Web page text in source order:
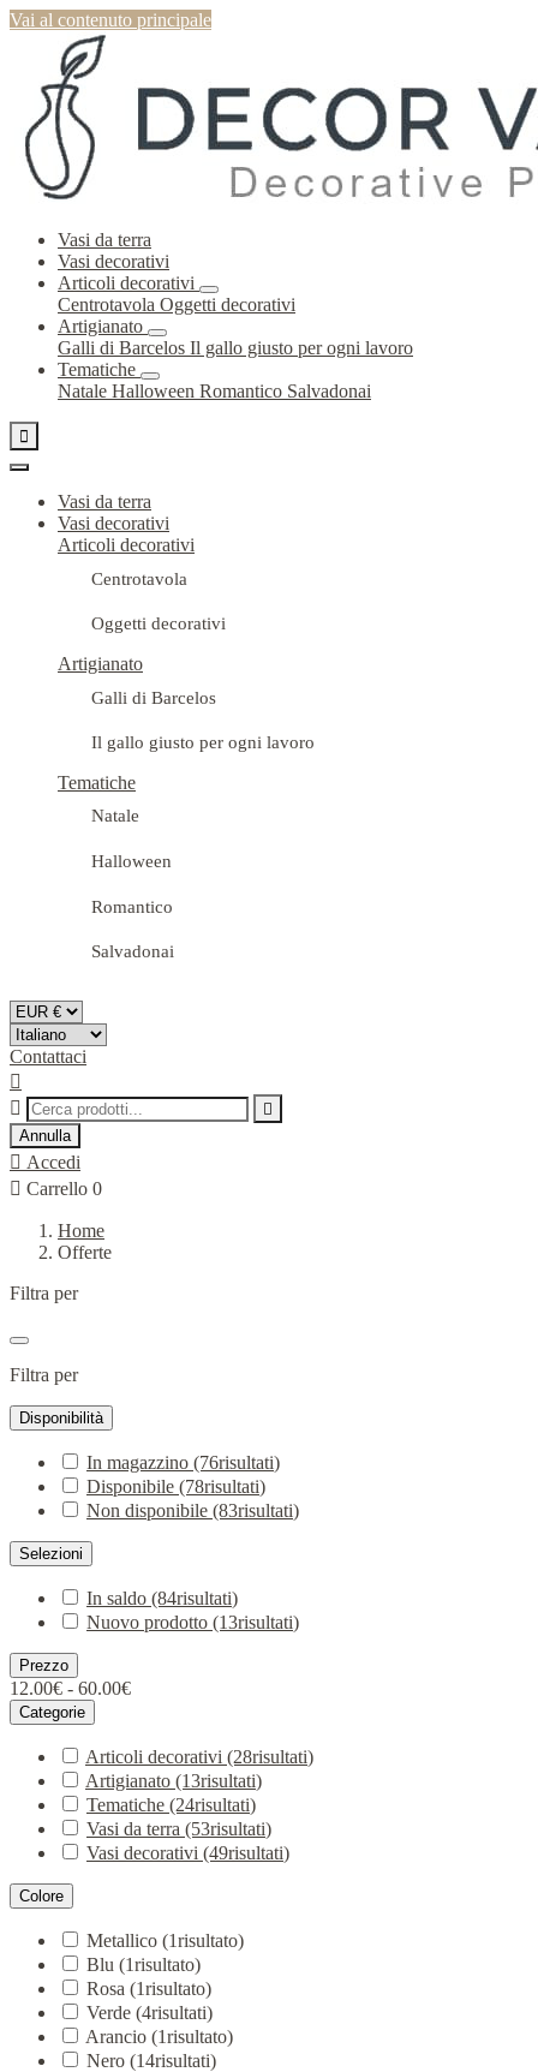
Vai al contenuto principale
Vasi da terra
Vasi decorativi
Articoli decorativi
Centrotavola Oggetti decorativi
Artigianato
Galli di Barcelos Il gallo giusto per ogni lavoro
Tematiche
Natale Halloween Romantico Salvadonai

Vasi da terra
Vasi decorativi
Articoli decorativi
Centrotavola
Oggetti decorativi
Artigianato
Galli di Barcelos
Il gallo giusto per ogni lavoro
Tematiche
Natale
Halloween
Romantico
Salvadonai
Contattaci



Annulla
 Accedi
 Carrello 0
Home
Offerte
Filtra per
Filtra per
Disponibilità
In magazzino (76risultati)
Disponibile (78risultati)
Non disponibile (83risultati)
Selezioni
In saldo (84risultati)
Nuovo prodotto (13risultati)
Prezzo
12.00€ - 60.00€
Categorie
Articoli decorativi (28risultati)
Artigianato (13risultati)
Tematiche (24risultati)
Vasi da terra (53risultati)
Vasi decorativi (49risultati)
Colore
Metallico (1risultato)
Blu (1risultato)
Rosa (1risultato)
Verde (4risultati)
Arancio (1risultato)
Nero (14risultati)